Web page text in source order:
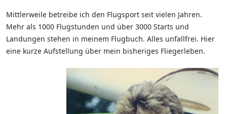
Mittlerweile betreibe ich den Flugsport seit vielen Jahren.
Mehr als 1000 Flugstunden und über 3000 Starts und
Landungen stehen in meinem Flugbuch. Alles unfallfrei. Hier
eine kurze Aufstellung über mein bisheriges Fliegerleben.